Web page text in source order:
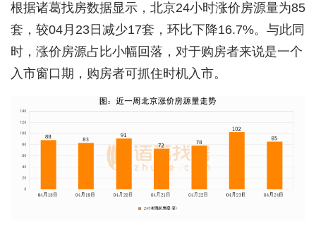
根据诸葛找房数据显示，北京24小时涨价房源量为85
套，较04月23日减少17套，环比下降16.7%。与此同
时，涨价房源占比小幅回落，对于购房者来说是一个
入市窗口期，购房者可抓住时机入市。